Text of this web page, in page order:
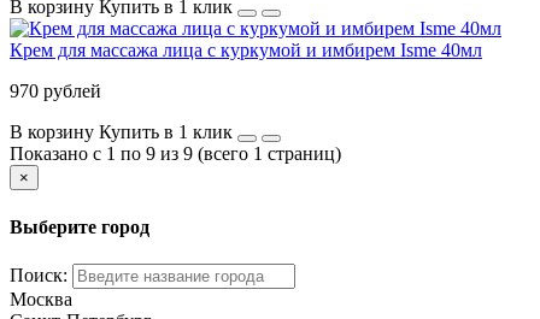
В корзину Купить в 1 клик
Крем для массажа лица с куркумой и имбирем Isme 40мл
970 рублей
В корзину Купить в 1 клик
Показано с 1 по 9 из 9 (всего 1 страниц)
×
Выберите город
Поиск:
Москва